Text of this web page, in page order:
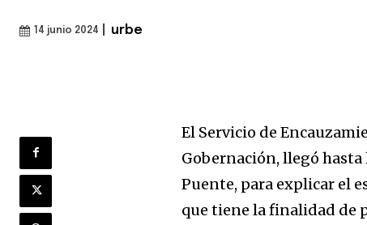
14 junio 2024 urbe
El Servicio de
Gobernación, llegó
Puente, para explicar el
que tiene la finalidad de